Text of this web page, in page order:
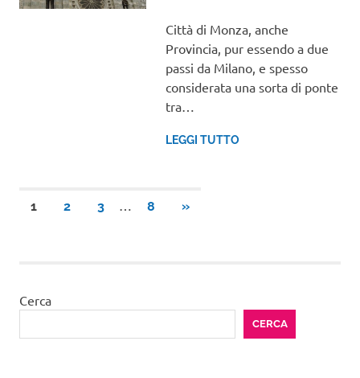
Città di Monza, anche
Provincia, pur essendo a due
passi da Milano, e spesso
considerata una sorta di ponte
tra…
LEGGI TUTTO
Paginazione
1 2 3 … 8
ARTICOLI
»
Cerca
CERCA